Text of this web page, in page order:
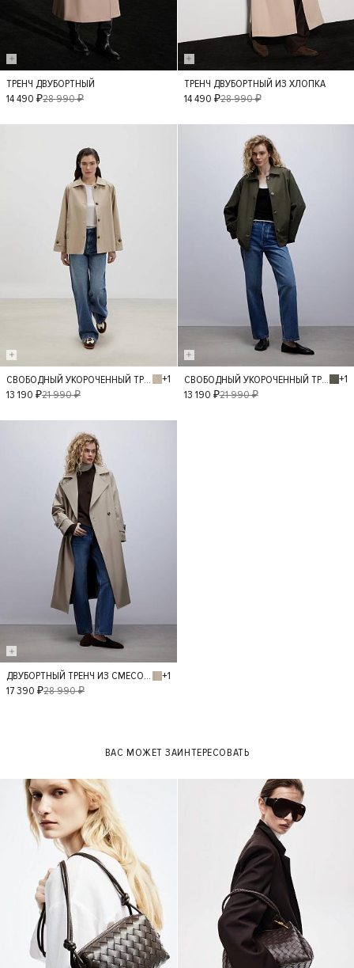
S M
ТРЕНЧ ДВУБОРТНЫЙ
14 490 ₽28 990 ₽ S M
ТРЕНЧ ДВУБОРТНЫЙ ИЗ ХЛОПКА
14 490 ₽28 990 ₽
L XL
СВОБОДНЫЙ УКОРОЧЕННЫЙ ТРЕНЧ
+1
13 190 ₽21 990 ₽ XS S
СВОБОДНЫЙ УКОРОЧЕННЫЙ ТРЕНЧ
+1
13 190 ₽21 990 ₽
XS S
ДВУБОРТНЫЙ ТРЕНЧ ИЗ СМЕСОВОГО ХЛОПКА
+1
17 390 ₽28 990 ₽
ВАС МОЖЕТ ЗАИНТЕРЕСОВАТЬ